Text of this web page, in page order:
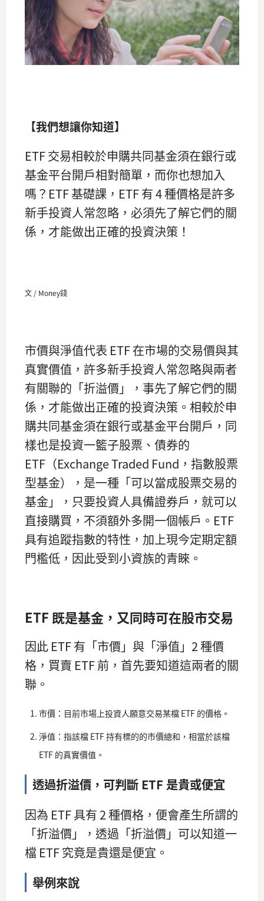
【我們想讓你知道】
ETF 交易相較於申購共同基金須在銀行或
基金平台開戶相對簡單，而你也想加入
嗎？ETF 基礎課，ETF 有 4 種價格是許多
新手投資人常忽略，必須先了解它們的關
係，才能做出正確的投資決策！
文 / Money錢
市價與淨值代表 ETF 在市場的交易價與其
真實價值，許多新手投資人常忽略與兩者
有關聯的「折溢價」，事先了解它們的關
係，才能做出正確的投資決策。相較於申
購共同基金須在銀行或基金平台開戶，同
樣也是投資一籃子股票、債券的
ETF（Exchange Traded Fund，指數股票
型基金），是一種「可以當成股票交易的
基金」，只要投資人具備證券戶，就可以
直接購買，不須額外多開一個帳戶。ETF
具有追蹤指數的特性，加上現今定期定額
門檻低，因此受到小資族的青睞。
ETF 既是基金，又同時可在股市交易
因此 ETF 有「市價」與「淨值」2 種價
格，買賣 ETF 前，首先要知道這兩者的關
聯。
市價：目前市場上投資人願意交易某檔 ETF 的價格。
淨值：指該檔 ETF 持有標的的市價總和，相當於該檔
ETF 的真實價值。
透過折溢價，可判斷 ETF 是貴或便宜
因為 ETF 具有 2 種價格，便會產生所謂的
「折溢價」，透過「折溢價」可以知道一
檔 ETF 究竟是貴還是便宜。
舉例來說